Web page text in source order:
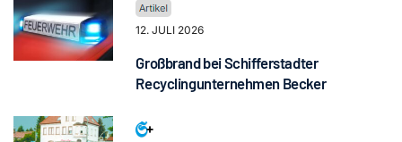
12. JULI 2026
Großbrand bei Schifferstadter
Recyclingunternehmen Becker